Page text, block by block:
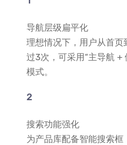
导航层级扁平化
理想情况下，用户从首页
过3次，可采用“主导航 +
模式。
搜索功能强化
为产品库配备智能搜索框